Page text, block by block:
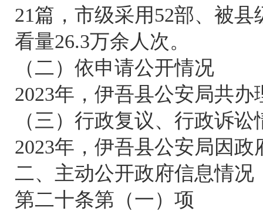
21篇，市级采用52部、被
看量26.3万余人次。
（二）依申请公开情况
2023年，伊吾县公安局共
（三）行政复议、行政诉讼
2023年，伊吾县公安局因
二、主动公开政府信息情况
第二十条第（一）项